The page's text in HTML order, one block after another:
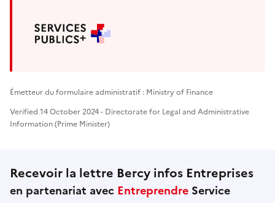
Émetteur du formulaire administratif : Ministry of Finance
Verified 14 October 2024 - Directorate for Legal and Administrative
Information (Prime Minister)
Recevoir la lettre Bercy infos Entreprises
en partenariat avec Entreprendre Service